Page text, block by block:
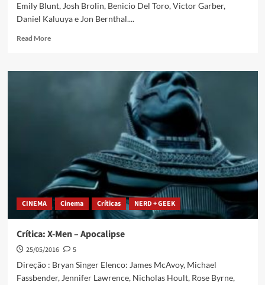
Emily Blunt, Josh Brolin, Benicio Del Toro, Victor Garber,
Daniel Kaluuya e Jon Bernthal....
Read More
CINEMA Cinema Críticas NERD + GEEK
Crítica: X-Men – Apocalipse
25/05/2016
5
Direção : Bryan Singer Elenco: James McAvoy, Michael
Fassbender, Jennifer Lawrence, Nicholas Hoult, Rose Byrne,